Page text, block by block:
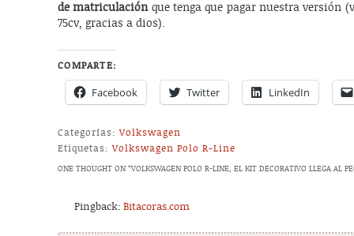
de matriculaciónque tenga que pagar nuestra versión
75cv, gracias a dios).
COMPARTE:
Facebook Twitter LinkedIn
Categorías: Volkswagen
Etiquetas: Volkswagen Polo R-Line
ONE THOUGHT ON “VOLKSWAGEN POLO R-LINE, EL KIT DECORATIVO LLEGA AL
Pingback:Bitacoras.com